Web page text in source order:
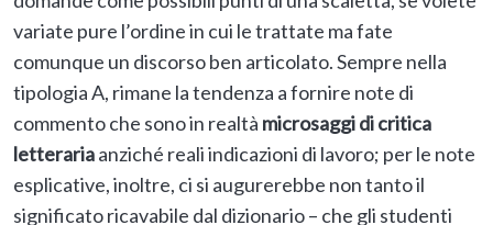
variate pure l’ordine in cui le trattate ma fate
comunque un discorso ben articolato. Sempre nella
tipologia A, rimane la tendenza a fornire note di
commento che sono in realtà microsaggi di critica
letterariaanziché reali indicazioni di lavoro; per le note
esplicative, inoltre, ci si augurerebbe non tanto il
significato ricavabile dal dizionario – che gli studenti